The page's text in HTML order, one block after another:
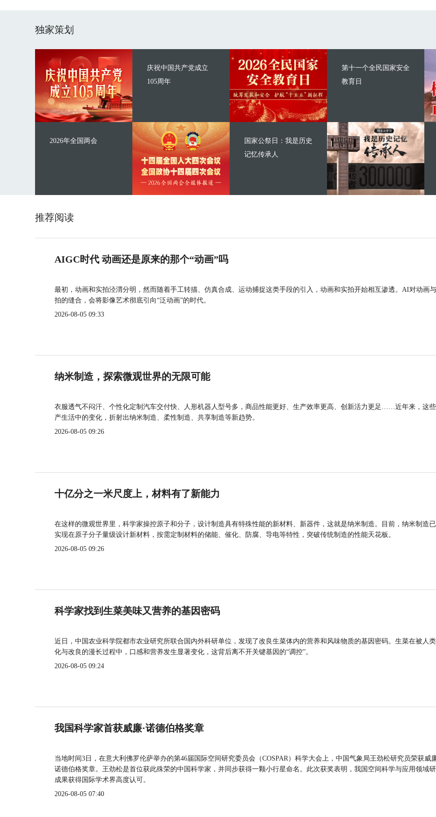
独家策划
庆祝中国共产党成立
105周年
2026年全国两会
第十一个全民国家安全
教育日
国家公祭日：我是历史
记忆传承人
推荐阅读
AIGC时代 动画还是原来的那个“动画”吗
最初，动画和实拍泾渭分明，然而随着手工转描、仿真合成、运动捕捉这类手段的引入，动画和实拍开始相互渗透。AI对动画
拍的缝合，会将影像艺术彻底引向“泛动画”的时代。
2026-08-05 09:33
纳米制造，探索微观世界的无限可能
衣服透气不闷汗、个性化定制汽车交付快、人形机器人型号多，商品性能更好、生产效率更高、创新活力更足……近年来，这
产生活中的变化，折射出纳米制造、柔性制造、共享制造等新趋势。
2026-08-05 09:26
十亿分之一米尺度上，材料有了新能力
在这样的微观世界里，科学家操控原子和分子，设计制造具有特殊性能的新材料、新器件，这就是纳米制造。目前，纳米制造
实现在原子分子量级设计新材料，按需定制材料的储能、催化、防腐、导电等特性，突破传统制造的性能天花板。
2026-08-05 09:26
科学家找到生菜美味又营养的基因密码
近日，中国农业科学院都市农业研究所联合国内外科研单位，发现了改良生菜体内的营养和风味物质的基因密码。生菜在被人
化与改良的漫长过程中，口感和营养发生显著变化，这背后离不开关键基因的“调控”。
2026-08-05 09:24
我国科学家首获威廉·诺德伯格奖章
当地时间3日，在意大利佛罗伦萨举办的第46届国际空间研究委员会（COSPAR）科学大会上，中国气象局王劲松研究员荣获威
诺德伯格奖章。王劲松是首位获此殊荣的中国科学家，并同步获得一颗小行星命名。此次获奖表明，我国空间科学与应用领域
成果获得国际学术界高度认可。
2026-08-05 07:40